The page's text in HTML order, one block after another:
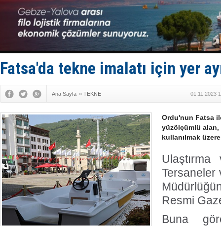
Tüpraş,
İTU AUV,
LNG
Türkiye-
Türk
DÖDER,
Fatsa'da tekne imalatı için yer
Ana Sayfa » TEKNE 01.11.2023
Ordu'nun Fatsa
yüzölçümlü alan,
kullanılmak
Ulaştırma
Tersaneler
Resmi
Buna